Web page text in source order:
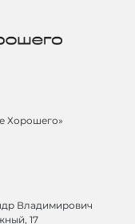
Хорошего»
Владимирович
17